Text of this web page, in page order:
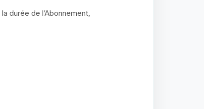
durée de l’Abonnement,